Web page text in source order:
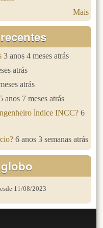
Mais
3 anos 4 meses atrás
atrás
atrás
5 anos 7 meses atrás
ìndice INCC? 6
6 anos 3 semanas atrás
11/08/2023